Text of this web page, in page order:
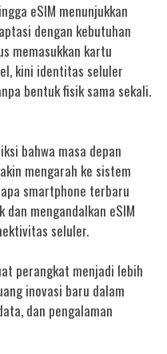
eSIM menunjukkan
dengan kebutuhan
memasukkan kartu
kini identitas seluler
bentuk fisik sama sekali.
bahwa masa depan
mengarah ke sistem
smartphone terbaru
mengandalkan eSIM
seluler.
perangkat menjadi lebih
inovasi baru dalam
dan pengalaman